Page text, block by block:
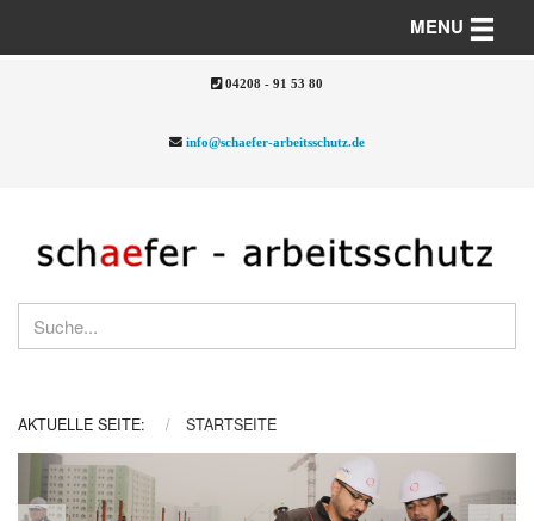
04208 - 91 53 80
info@schaefer-arbeitsschutz.de
MENU Toggle
AKTUELLE SEITE: STARTSEITE
Previous